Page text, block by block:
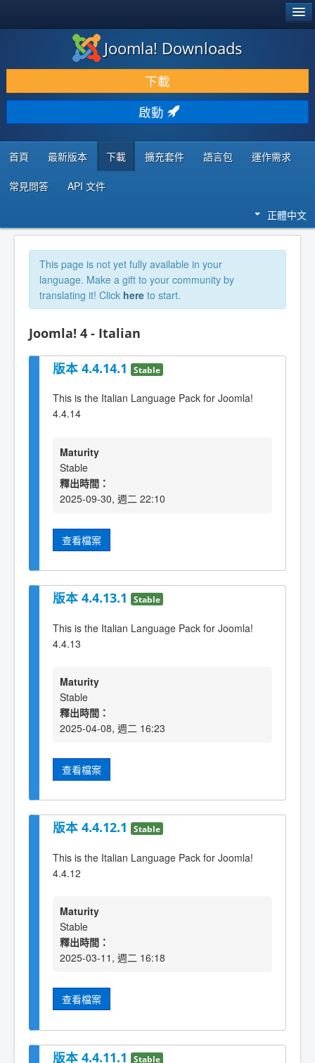
下載 & 擴充
發現 & 學習
社群 & 支援
程式者資源
Joomla! Downloads
下載
啟動
首頁 最新版本 下載 擴充套件 語言包 運作需求
常見問答 API 文件
正體中文
This page is not yet fully available in your
language. Make a gift to your community by
translating it! Click here to start.
Joomla! 4 - Italian
版本 4.4.14.1 Stable
This is the Italian Language Pack for Joomla!
4.4.14
Maturity
Stable
釋出時間：
2025-09-30, 週二 22:10
查看檔案
版本 4.4.13.1 Stable
This is the Italian Language Pack for Joomla!
4.4.13
Maturity
Stable
釋出時間：
2025-04-08, 週二 16:23
查看檔案
版本 4.4.12.1 Stable
This is the Italian Language Pack for Joomla!
4.4.12
Maturity
Stable
釋出時間：
2025-03-11, 週二 16:18
查看檔案
版本 4.4.11.1 Stable